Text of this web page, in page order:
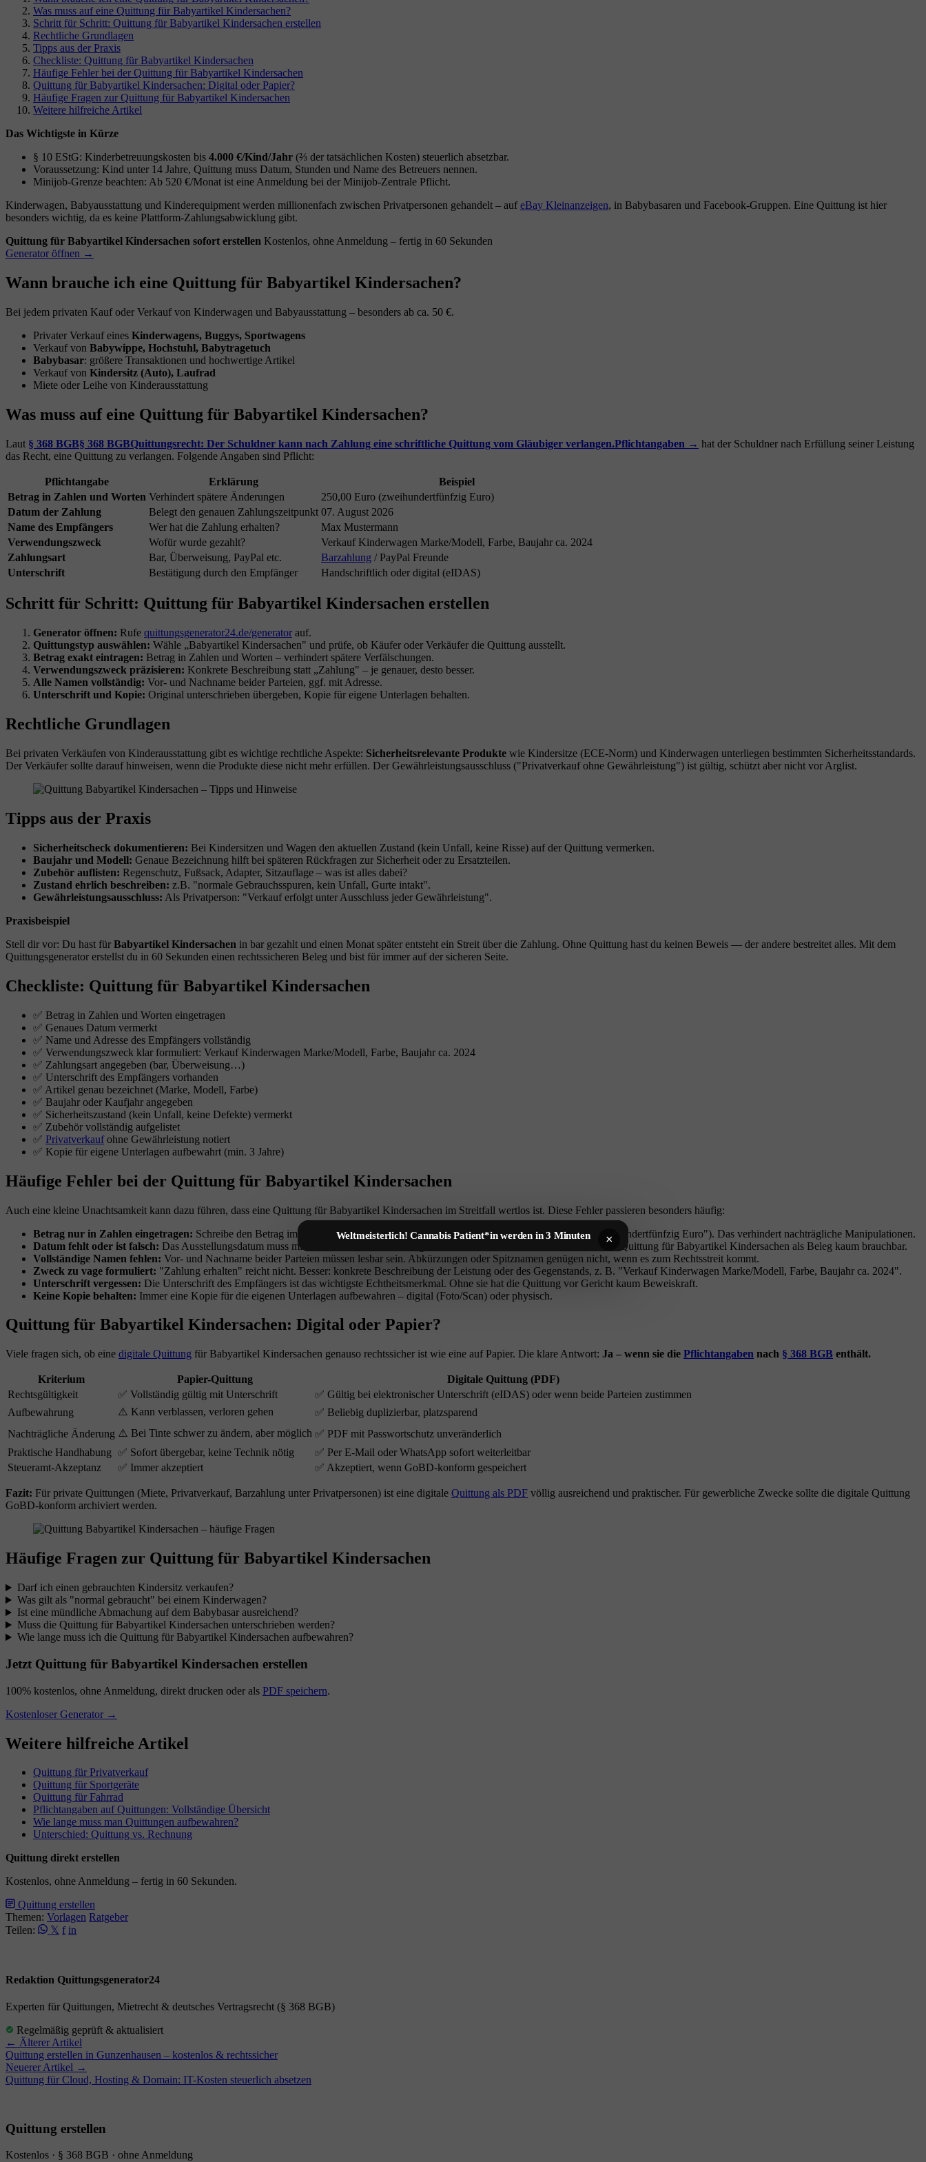
Was muss auf eine Quittung für Babyartikel Kindersachen?
Schritt für Schritt: Quittung für Babyartikel Kindersachen erstellen
Rechtliche Grundlagen
Tipps aus der Praxis
Checkliste: Quittung für Babyartikel Kindersachen
Häufige Fehler bei der Quittung für Babyartikel Kindersachen
Quittung für Babyartikel Kindersachen: Digital oder Papier?
Häufige Fragen zur Quittung für Babyartikel Kindersachen
Weitere hilfreiche Artikel
Das Wichtigste in Kürze
§ 10 EStG: Kinderbetreuungskosten bis 4.000 €/Kind/Jahr (⅔ der tatsächlichen Kosten) steuerlich absetzbar.
Voraussetzung: Kind unter 14 Jahre, Quittung muss Datum, Stunden und Name des Betreuers nennen.
Minijob-Grenze beachten: Ab 520 €/Monat ist eine Anmeldung bei der Minijob-Zentrale Pflicht.
Kinderwagen, Babyausstattung und Kinderequipment werden millionenfach zwischen Privatpersonen gehandelt – aufeBay Kleinanzeigen, in Babybasaren und Facebook-Gruppen. Eine Quittung ist hier
besonders wichtig, da es keine Plattform-Zahlungsabwicklung gibt.
Quittung für Babyartikel Kindersachen sofort erstellen Kostenlos, ohne Anmeldung – fertig in 60 Sekunden
Generator öffnen →
Wann brauche ich eine Quittung für Babyartikel Kindersachen?
Bei jedem privaten Kauf oder Verkauf von Kinderwagen und Babyausstattung – besonders ab ca. 50 €.
Privater Verkauf eines Kinderwagens, Buggys, Sportwagens
Verkauf von Babywippe, Hochstuhl, Babytragetuch
Babybasar: größere Transaktionen und hochwertige Artikel
Verkauf von Kindersitz (Auto), Laufrad
Miete oder Leihe von Kinderausstattung
Was muss auf eine Quittung für Babyartikel Kindersachen?
Laut § 368 BGB§ 368 BGBQuittungsrecht: Der Schuldner kann nach Zahlung eine schriftliche Quittung vom Gläubiger verlangen.Pflichtangaben → hat der Schuldner nach Erfüllung seiner Leistung
das Recht, eine Quittung zu verlangen. Folgende Angaben sind Pflicht:
Pflichtangabe Erklärung
Beispiel
Betrag in Zahlen und Worten Verhindert spätere Änderungen
250,00 Euro (zweihundertfünfzig Euro)
Datum der Zahlung
Belegt den genauen Zahlungszeitpunkt 07. August 2026
Name des Empfängers
Wer hat die Zahlung erhalten?
Max Mustermann
Verwendungszweck
Wofür wurde gezahlt?
Verkauf Kinderwagen Marke/Modell, Farbe, Baujahr ca. 2024
Zahlungsart
Bar, Überweisung, PayPal etc. Barzahlung / PayPal Freunde
Unterschrift
Bestätigung durch den Empfänger Handschriftlich oder digital (eIDAS)
Schritt für Schritt: Quittung für Babyartikel Kindersachen erstellen
Generator öffnen: Rufe quittungsgenerator24.de/generator auf.
Quittungstyp auswählen: Wähle „Babyartikel Kindersachen" und prüfe, ob Käufer oder Verkäufer die Quittung ausstellt.
Betrag exakt eintragen: Betrag in Zahlen und Worten – verhindert spätere Verfälschungen.
Verwendungszweck präzisieren: Konkrete Beschreibung statt „Zahlung" – je genauer, desto besser.
Alle Namen vollständig: Vor- und Nachname beider Parteien, ggf. mit Adresse.
Unterschrift und Kopie: Original unterschrieben übergeben, Kopie für eigene Unterlagen behalten.
Rechtliche Grundlagen
Bei privaten Verkäufen von Kinderausstattung gibt es wichtige rechtliche Aspekte: Sicherheitsrelevante Produkte wie Kindersitze (ECE-Norm) und Kinderwagen unterliegen bestimmten Sicherheitsstandards.
Der Verkäufer sollte darauf hinweisen, wenn die Produkte diese nicht mehr erfüllen. Der Gewährleistungsausschluss ("Privatverkauf ohne Gewährleistung") ist gültig, schützt aber nicht vor Arglist.
Tipps aus der Praxis
Sicherheitscheck dokumentieren: Bei Kindersitzen und Wagen den aktuellen Zustand (kein Unfall, keine Risse) auf der Quittung vermerken.
Baujahr und Modell: Genaue Bezeichnung hilft bei späteren Rückfragen zur Sicherheit oder zu Ersatzteilen.
Zubehör auflisten: Regenschutz, Fußsack, Adapter, Sitzauflage – was ist alles dabei?
Zustand ehrlich beschreiben: z.B. "normale Gebrauchsspuren, kein Unfall, Gurte intakt".
Gewährleistungsausschluss: Als Privatperson: "Verkauf erfolgt unter Ausschluss jeder Gewährleistung".
Praxisbeispiel
Stell dir vor: Du hast für Babyartikel Kindersachen in bar gezahlt und einen Monat später entsteht ein Streit über die Zahlung. Ohne Quittung hast du keinen Beweis — der andere bestreitet alles. Mit dem
Quittungsgenerator erstellst du in 60 Sekunden einen rechtssicheren Beleg und bist für immer auf der sicheren Seite.
Checkliste: Quittung für Babyartikel Kindersachen
✅ Betrag in Zahlen und Worten eingetragen
✅ Genaues Datum vermerkt
✅ Name und Adresse des Empfängers vollständig
✅ Verwendungszweck klar formuliert: Verkauf Kinderwagen Marke/Modell, Farbe, Baujahr ca. 2024
✅ Zahlungsart angegeben (bar, Überweisung…)
✅ Unterschrift des Empfängers vorhanden
✅ Artikel genau bezeichnet (Marke, Modell, Farbe)
✅ Baujahr oder Kaufjahr angegeben
✅ Sicherheitszustand (kein Unfall, keine Defekte) vermerkt
✅ Zubehör vollständig aufgelistet
✅ Privatverkaufohne Gewährleistung notiert
✅ Kopie für eigene Unterlagen aufbewahrt (min. 3 Jahre)
Häufige Fehler bei der Quittung für Babyartikel Kindersachen
Auch eine kleine Unachtsamkeit kann dazu führen, dass eine Quittung für Babyartikel Kindersachen im Streitfall wertlos ist. Diese Fehler passieren besonders häufig:
Betrag nur in Zahlen eingetragen: Schreibe den Betrag immer sowohl in Zahlen als auch in Worten aus (z. B. "250,00 EUR – zweihundertfünfzig Euro"). Das verhindert nachträgliche Manipulationen.
Datum fehlt oder ist falsch: Das Ausstellungsdatum muss mit dem tatsächlichen Zahlungsdatum übereinstimmen. Ohne Datum ist die Quittung für Babyartikel Kindersachen als Beleg kaum brauchbar.
Vollständige Namen fehlen: Vor- und Nachname beider Parteien müssen lesbar sein. Abkürzungen oder Spitznamen genügen nicht, wenn es zum Rechtsstreit kommt.
Zweck zu vage formuliert: "Zahlung erhalten" reicht nicht. Besser: konkrete Beschreibung der Leistung oder des Gegenstands, z. B. "Verkauf Kinderwagen Marke/Modell, Farbe, Baujahr ca. 2024".
Unterschrift vergessen: Die Unterschrift des Empfängers ist das wichtigste Echtheitsmerkmal. Ohne sie hat die Quittung vor Gericht kaum Beweiskraft.
Keine Kopie behalten: Immer eine Kopie für die eigenen Unterlagen aufbewahren – digital (Foto/Scan) oder physisch.
Quittung für Babyartikel Kindersachen: Digital oder Papier?
Viele fragen sich, ob eine digitale Quittung für Babyartikel Kindersachen genauso rechtssicher ist wie eine auf Papier. Die klare Antwort: Ja – wenn sie die Pflichtangaben nach § 368 BGB enthält.
Kriterium Papier-Quittung
Digitale Quittung (PDF)
Rechtsgültigkeit
✅ Vollständig gültig mit Unterschrift
✅ Gültig bei elektronischer Unterschrift (eIDAS) oder wenn beide Parteien zustimmen
Aufbewahrung
⚠️ Kann verblassen, verloren gehen
✅ Beliebig duplizierbar, platzsparend
Nachträgliche Änderung ⚠️ Bei Tinte schwer zu ändern, aber möglich ✅ PDF mit Passwortschutz unveränderlich
Praktische Handhabung ✅ Sofort übergebar, keine Technik nötig
✅ Per E-Mail oder WhatsApp sofort weiterleitbar
Steueramt-Akzeptanz
✅ Immer akzeptiert ✅ Akzeptiert, wenn GoBD-konform gespeichert
Fazit: Für private Quittungen (Miete, Privatverkauf, Barzahlung unter Privatpersonen) ist eine digitale Quittung als PDF völlig ausreichend und praktischer. Für gewerbliche Zwecke sollte die digitale Quittung
GoBD-konform archiviert werden.
Häufige Fragen zur Quittung für Babyartikel Kindersachen
Darf ich einen gebrauchten Kindersitz verkaufen?
Was gilt als "normal gebraucht" bei einem Kinderwagen?
Ist eine mündliche Abmachung auf dem Babybasar ausreichend?
Muss die Quittung für Babyartikel Kindersachen unterschrieben werden?
Wie lange muss ich die Quittung für Babyartikel Kindersachen aufbewahren?
Jetzt Quittung für Babyartikel Kindersachen erstellen
100% kostenlos, ohne Anmeldung, direkt drucken oder als PDF speichern.
Kostenloser Generator →
Weitere hilfreiche Artikel
Quittung für Privatverkauf
Quittung für Sportgeräte
Quittung für Fahrrad
Pflichtangaben auf Quittungen: Vollständige Übersicht
Wie lange muss man Quittungen aufbewahren?
Unterschied: Quittung vs. Rechnung
Quittung direkt erstellen
Kostenlos, ohne Anmeldung – fertig in 60 Sekunden.
Quittung erstellen
Themen: Vorlagen Ratgeber
Teilen:
𝕏 f in
Redaktion Quittungsgenerator24
Experten für Quittungen, Mietrecht & deutsches Vertragsrecht (§ 368 BGB)
Regelmäßig geprüft & aktualisiert
← Älterer Artikel
Quittung erstellen in Gunzenhausen – kostenlos & rechtssicher
Neuerer Artikel →
Quittung für Cloud, Hosting & Domain: IT-Kosten steuerlich absetzen
Quittung erstellen
Kostenlos · § 368 BGB · ohne Anmeldung
Weltmeisterlich! Cannabis Patient*in werden in 3 Minuten ×